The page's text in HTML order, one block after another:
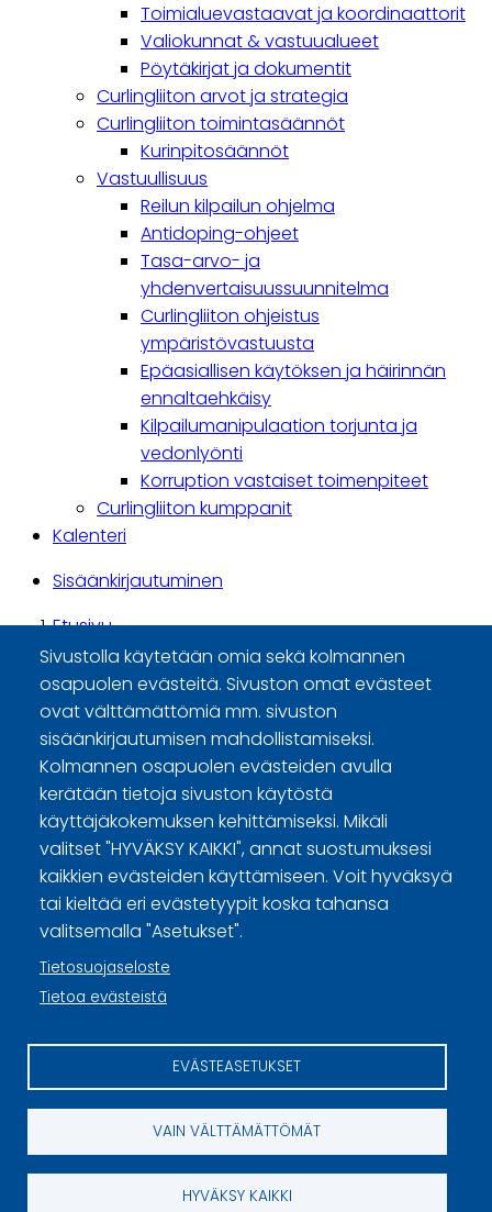
Toimialuevastaavat ja koordinaattorit
Valiokunnat & vastuualueet
Pöytäkirjat ja dokumentit
Curlingliiton arvot ja strategia
Curlingliiton toimintasäännöt
Kurinpitosäännöt
Vastuullisuus
Reilun kilpailun ohjelma
Antidoping-ohjeet
Tasa-arvo- ja
yhdenvertaisuussuunnitelma
Curlingliiton ohjeistus
ympäristövastuusta
Epäasiallisen käytöksen ja häirinnän
ennaltaehkäisy
Kilpailumanipulaation torjunta ja
vedonlyönti
Korruption vastaiset toimenpiteet
Curlingliiton kumppanit
Kalenteri
Käyttäjävalikko
Sisäänkirjautuminen
Breadcrumb
Etusivu
Kilpailutoiminta
Pelaajat
Lyytikäinen, Teijo
Kotimaiset meriitit
Sivustolla käytetään omia sekä kolmannen
osapuolen evästeitä. Sivuston omat evästeet
ovat välttämättömiä mm. sivuston
sisäänkirjautumisen mahdollistamiseksi.
Kolmannen osapuolen evästeiden avulla
kerätään tietoja sivuston käytöstä
käyttäjäkokemuksen kehittämiseksi. Mikäli
valitset "HYVÄKSY KAIKKI", annat suostumuksesi
kaikkien evästeiden käyttämiseen. Voit hyväksyä
tai kieltää eri evästetyypit koska tahansa
valitsemalla "Asetukset".
Tietosuojaseloste
Tietoa evästeistä
EVÄSTEASETUKSET
VAIN VÄLTTÄMÄTTÖMÄT
HYVÄKSY KAIKKI
Curling Finland
Curling.fi
Sivuston käyttöehdot ja sisällön käyttöoikeudet
Tietosuojaselosteet
Tietoa evästeistä